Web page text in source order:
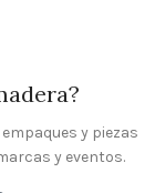
y piezas
y eventos.